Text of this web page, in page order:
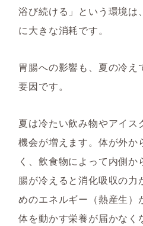
浴び続ける」という環境は
に大きな消耗です。
胃腸への影響も、夏の冷え
要因です。
夏は冷たい飲み物やアイス
機会が増えます。体が外か
く、飲食物によって内側か
腸が冷えると消化吸収の力
めのエネルギー（熱産生）
体を動かす栄養が届かなく